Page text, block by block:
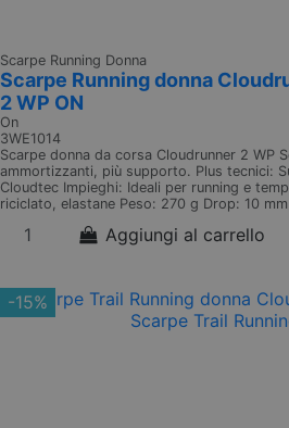
Scarpe Running Donna
Scarpe Running donna
2 WP ON
On
3WE1014
Scarpe donna da corsa Cloudrunner 2 WP
ammortizzanti, più supporto. Plus tecnici:
Cloudtec Impieghi: Ideali per running e
riciclato, elastane Peso: 270 g Drop: 10 mm
Aggiungi al carrello
-15%